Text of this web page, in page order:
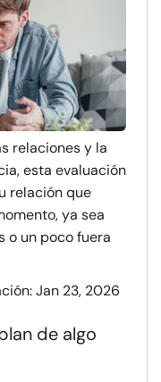
relaciones y la
esta evaluación
relación que
ya sea
o un poco fuera
Jan 23, 2026
de algo